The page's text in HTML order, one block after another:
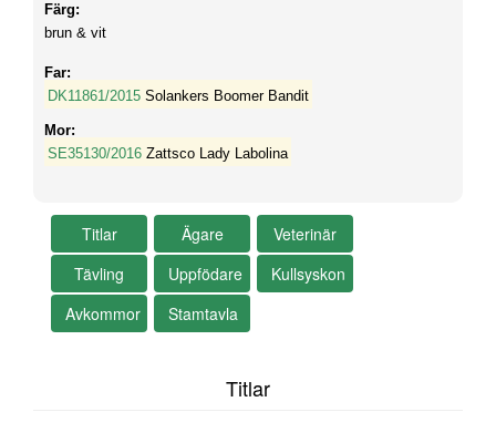
Färg:
brun & vit
Far:
DK11861/2015 Solankers Boomer Bandit
Mor:
SE35130/2016 Zattsco Lady Labolina
Titlar